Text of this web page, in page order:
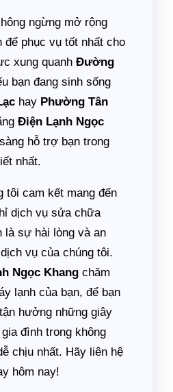
ngừng mở rộng
để phục vụ tốt nhất cho
xung quanh Đường
bạn đang sinh sống
hay Phường Tân
Điện Lạnh Ngọc
hỗ trợ bạn trong
nhất.
tôi cam kết mang đến
dịch vụ sửa chữa
là sự hài lòng và an
vụ của chúng tôi.
Ngọc Khang chăm
lạnh của bạn, để bạn
hưởng những giây
đình trong không
chịu nhất. Hãy liên hệ
hôm nay!